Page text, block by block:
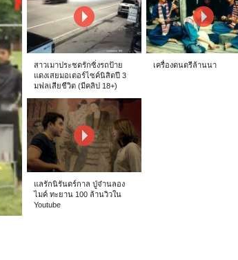
สาวเมาประชดรักซิ่งรถป้าย
แดงเสยมอเตอร์ไซค์นิสิตปี 3
มฟลเสียชีวิต (มีคลิป 18+)
เครื่องดนตรีล้านนา
แลรักนิรันดร์กาล ปู่จ๋านลอง
ไมค์ ทะยาน 100 ล้านวิวใน
Youtube